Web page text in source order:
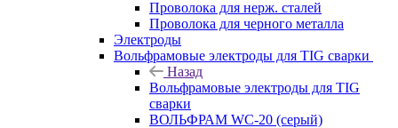
Проволока для нерж. сталей
Проволока для черного металла
Электроды
Вольфрамовые электроды для TIG сварки
Назад
Вольфрамовые электроды для TIG
сварки
ВОЛЬФРАМ WC-20 (серый)